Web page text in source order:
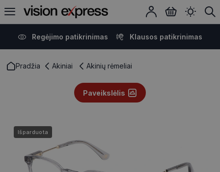
Regėjimo patikrinimas Klausos patikrinimas
Pradžia Akiniai Akinių rėmeliai
Paveikslėlis
Išparduota